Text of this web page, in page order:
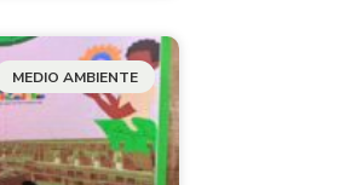
MEDIO AMBIENTE